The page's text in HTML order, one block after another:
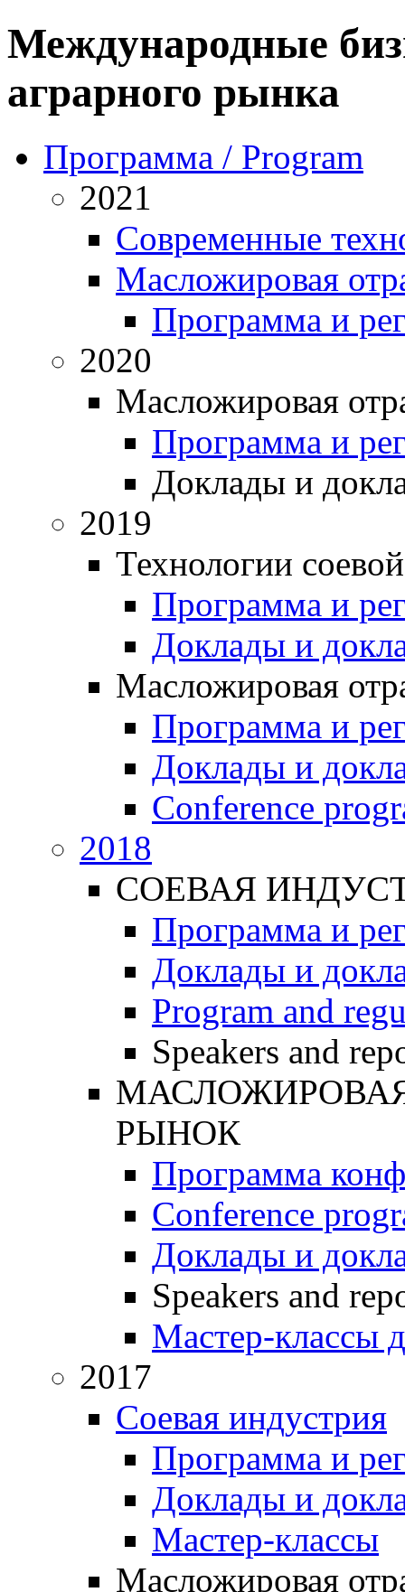
Международные
аграрного рынка
Программа / Program
2021
Современные
Масложировая
Программа и
2020
Масложировая
Программа и
Доклады и
2019
Технологии
Программа и
Доклады и
Масложировая
Программа и
Доклады и
Conference
2018
СОЕВАЯ
Программа и
Доклады и
Program and
Speakers and
РЫНОК
Программа
Conference
Доклады и
Speakers and
Мастер-классы
2017
Соевая индустрия
Программа и
Доклады и
Мастер-классы
Масложировая